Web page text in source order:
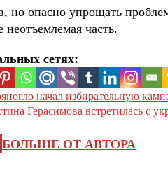
но опасно упрощать
часть.
сетях:
начал избирательную
Герасимова встретилась с
БОЛЬШЕ ОТ АВТОРА